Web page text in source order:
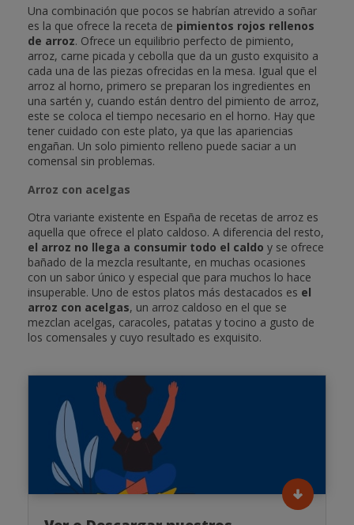
Una combinación que pocos se habrían atrevido a soñar
es la que ofrece la receta de pimientos rojos rellenos
de arroz. Ofrece un equilibrio perfecto de pimiento,
arroz, carne picada y cebolla que da un gusto exquisito a
cada una de las piezas ofrecidas en la mesa. Igual que el
arroz al horno, primero se preparan los ingredientes en
una sartén y, cuando están dentro del pimiento de arroz,
este se coloca el tiempo necesario en el horno. Hay que
tener cuidado con este plato, ya que las apariencias
engañan. Un solo pimiento relleno puede saciar a un
comensal sin problemas.
Arroz con acelgas
Otra variante existente en España de recetas de arroz es
aquella que ofrece el plato caldoso. A diferencia del resto,
el arroz no llega a consumir todo el caldo y se ofrece
bañado de la mezcla resultante, en muchas ocasiones
con un sabor único y especial que para muchos lo hace
insuperable. Uno de estos platos más destacados es el
arroz con acelgas, un arroz caldoso en el que se
mezclan acelgas, caracoles, patatas y tocino a gusto de
los comensales y cuyo resultado es exquisito.